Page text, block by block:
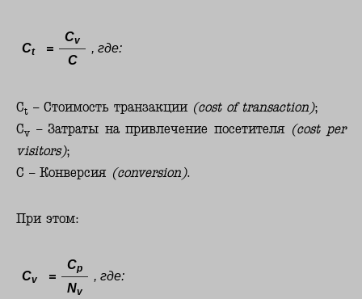
Ct =
Cv
, где:
C
Ct – Стоимость транзакции (cost of transaction);
Cv – Затраты на привлечение посетителя (cost per
visitors);
C – Конверсия (conversion).
При этом:
Cv =
Cp
, где:
Nv